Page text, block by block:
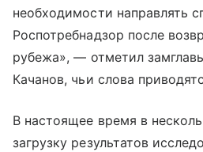
необходимости направлять
Роспотребнадзор после
рубежа», — отметил
Качанов, чьи слова
В настоящее время в
загрузку результатов